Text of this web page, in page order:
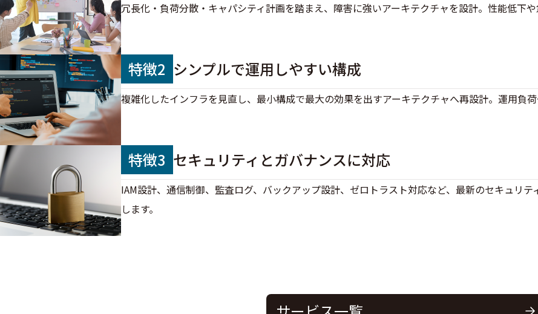
冗長化・負荷分散・キャパシティ計画を踏まえ、障害に強いアーキテクチャを設計。性能低下
特徴2 シンプルで運用しやすい構成
複雑化したインフラを見直し、最小構成で最大の効果を出すアーキテクチャへ再設計。運用負
特徴3 セキュリティとガバナンスに対応
IAM設計、通信制御、監査ログ、バックアップ設計、ゼロトラスト対応など、最新のセキュリ
します。